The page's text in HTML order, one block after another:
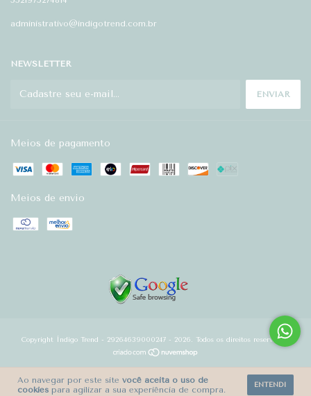
Ao navegar por este site você aceita o uso de
cookies para agilizar a sua experiência de compra. ENTENDI
administrativo@indigotrend.com.br
NEWSLETTER
Meios de pagamento
Meios de envio
Copyright Índigo Trend - 29264639000247 - 2026. Todos os direitos reservados.